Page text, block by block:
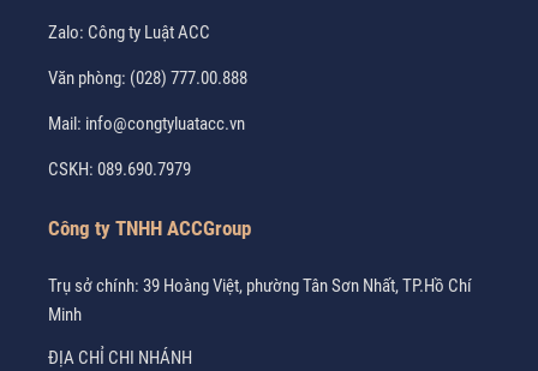
Zalo: Công ty Luật ACC
Văn phòng: (028) 777.00.888
Mail: info@congtyluatacc.vn
CSKH: 089.690.7979
Công ty TNHH ACCGroup
Trụ sở chính: 39 Hoàng Việt, phường Tân Sơn Nhất, TP.Hồ Chí
Minh
ĐỊA CHỈ CHI NHÁNH